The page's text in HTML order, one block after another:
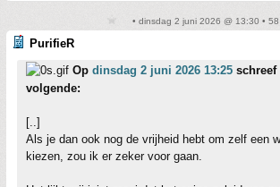
• dinsdag 2 juni 2026 @ 13:30 • 58
PurifieR
Op dinsdag 2 juni 2026 13:25 schreef
volgende:
[..]
Als je dan ook nog de vrijheid hebt om zelf een
kiezen, zou ik er zeker voor gaan.